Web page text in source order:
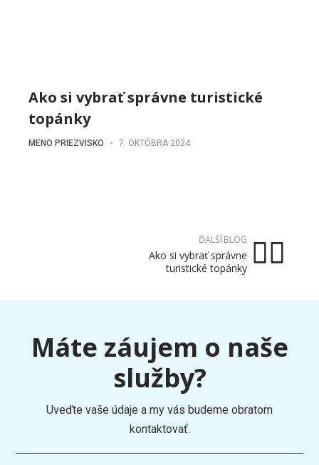
Ako si vybrať správne turistické
topánky
MENO PRIEZVISKO - 7. OKTÓBRA 2024
ĎALŠÍ BLOG
Ako si vybrať správne
turistické topánky
Máte záujem o naše
služby?
Uveďte vaše údaje a my vás budeme obratom
kontaktovať.